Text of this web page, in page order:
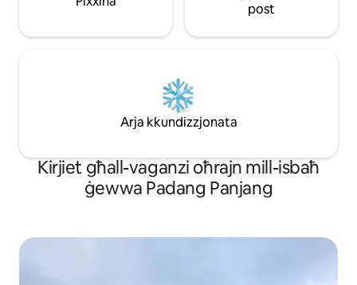
post
Arja kkundizzjonata
Kirjiet għall-vaganzi oħrajn mill-isbaħ
ġewwa Padang Panjang